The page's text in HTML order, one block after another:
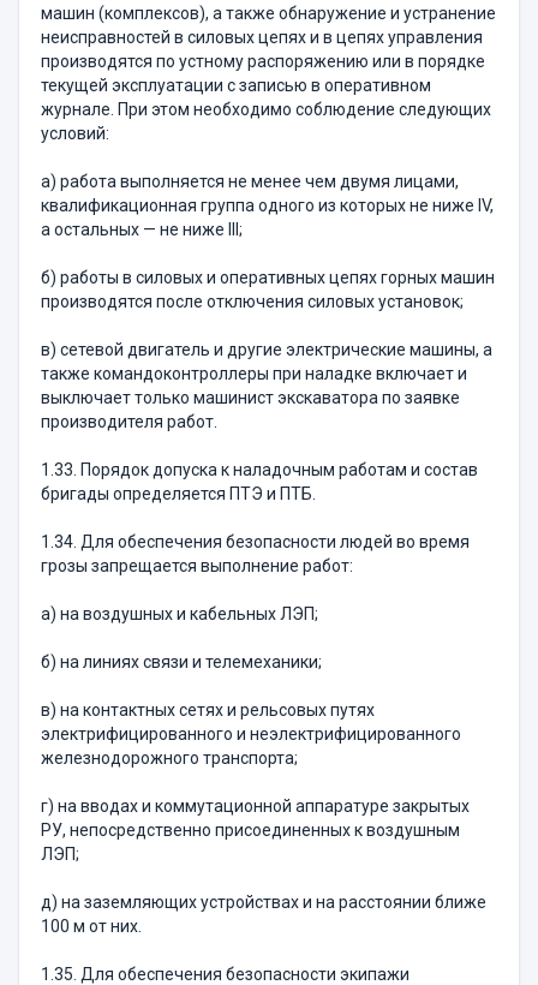
машин (комплексов), а также обнаружение и устранение
неисправностей в силовых цепях и в цепях управления
производятся по устному распоряжению или в порядке
текущей эксплуатации с записью в оперативном
журнале. При этом необходимо соблюдение следующих
условий:
а) работа выполняется не менее чем двумя лицами,
квалификационная группа одного из которых не ниже IV,
а остальных — не ниже III;
б) работы в силовых и оперативных цепях горных машин
производятся после отключения силовых установок;
в) сетевой двигатель и другие электрические машины, а
также командоконтроллеры при наладке включает и
выключает только машинист экскаватора по заявке
производителя работ.
1.33. Порядок допуска к наладочным работам и состав
бригады определяется ПТЭ и ПТБ.
1.34. Для обеспечения безопасности людей во время
грозы запрещается выполнение работ:
а) на воздушных и кабельных ЛЭП;
б) на линиях связи и телемеханики;
в) на контактных сетях и рельсовых путях
электрифицированного и неэлектрифицированного
железнодорожного транспорта;
г) на вводах и коммутационной аппаратуре закрытых
РУ, непосредственно присоединенных к воздушным
ЛЭП;
д) на заземляющих устройствах и на расстоянии ближе
100 м от них.
1.35. Для обеспечения безопасности экипажи